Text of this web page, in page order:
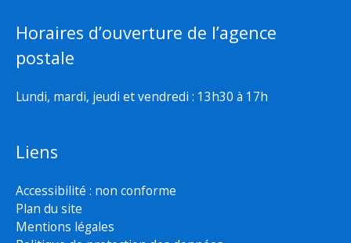
Horaires d’ouverture de l’agence
postale
Lundi, mardi, jeudi et vendredi : 13h30 à 17h
Liens
Accessibilité : non conforme
Plan du site
Mentions légales